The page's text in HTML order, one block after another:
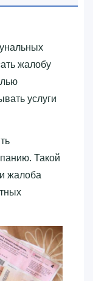
жалобу
услуги
Такой
жалоба